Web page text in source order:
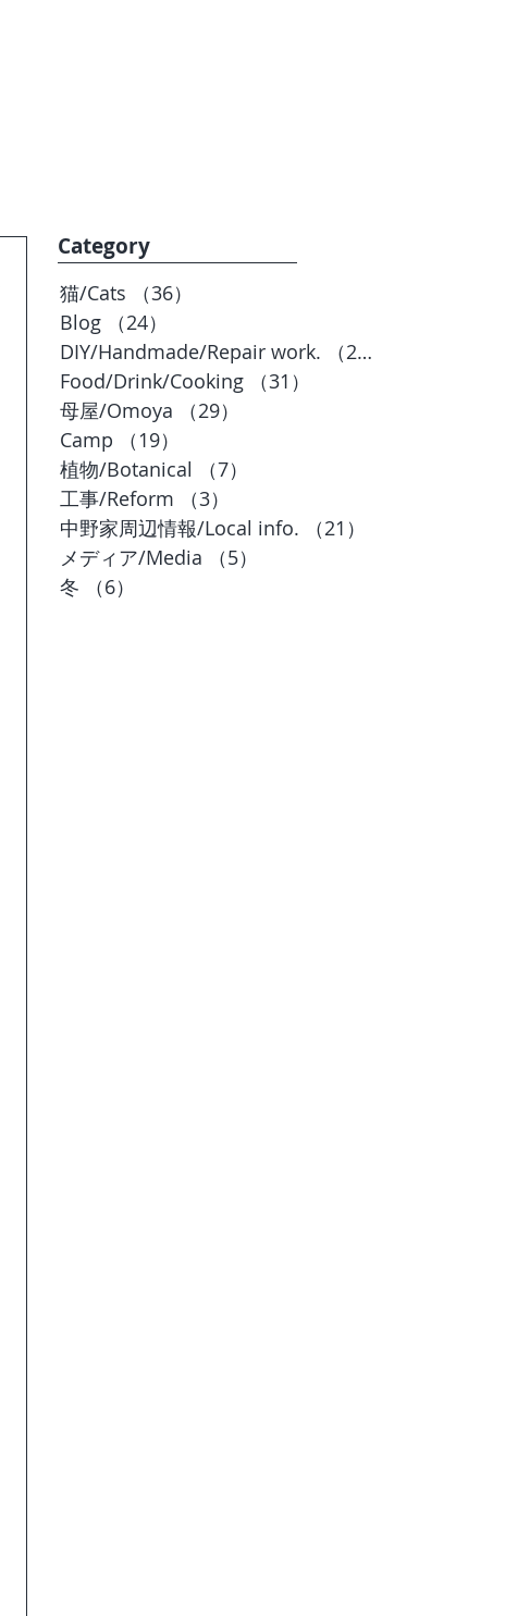
Category
猫/Cats （36）
Blog
（24）
DIY/Handmade/Repair work.
（20）
Food/Drink/Cooking
（31）
母屋/Omoya
（29）
Camp
（19）
植物/Botanical
（7）
工事/Reform
（3）
中野家周辺情報/Local info.
（21）
メディア/Media
（5）
冬
（6）